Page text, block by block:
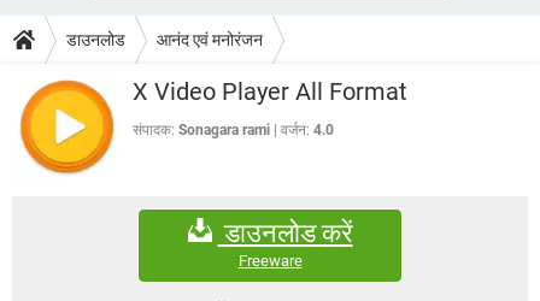
फोन पर अकाउंट बैलेंस चेक
WhatsApp Hack हो गया? Lucky Patcher यूज करें
टेक-स्पेशल
2020 के फ्री एंटीवायरस
बेस्ट फ्री ऑनलाइन गेम्स
डाउनलोड
Vidmate PUBG Mobile
WhatsRemoved+
FORUM
कंप्यूटर बस
डाउनलोड आनंद एवं मनोरंजन
X Video Player All Format
संपादक: Sonagara rami वर्जन: 4.0
डाउनलोड करें
Freeware